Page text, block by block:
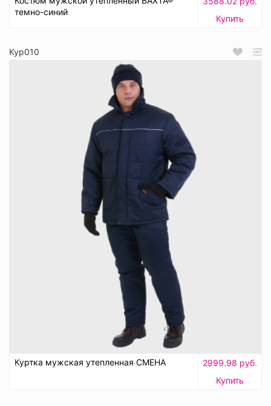
темно-синий
Купить
Кур010
Куртка мужская утепленная СМЕНА
2999.98 руб.
Купить